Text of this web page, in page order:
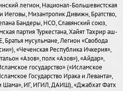
легион, Национал-Большевистская
Иеговы, Мизантропик Дивижн, Братство,
Бандеры, НСО, Славянский союз,
партия Туркестана, Хайят Тахрир аш-
Братья мусульмане, Легион «Свобода
«Чеченская Республика Ичкерия»,
«Азов», полк «Азов»), «Айдар»,
государство» («Исламское
Государство Ирака и Леванта»,
Шама», ИГ, ИГИЛ, ДАИШ), «Джабхат Фатх